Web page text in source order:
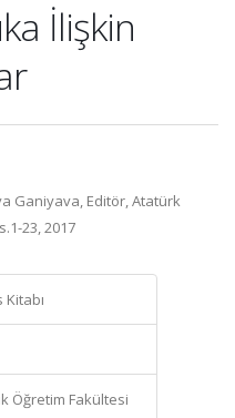
İlişkin
Ganiyava, Editör, Atatürk
23, 2017
Öğretim Fakültesi